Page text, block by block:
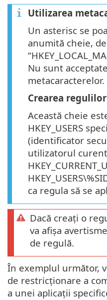
Utilizarea
Un asterisc se
anumită cheie,
Nu sunt
metacaracterelor.
Crearea regulilor
Această cheie
HKEY_USERS
(identificator
utilizatorul
ca regula să se
Dacă creați o
va afișa
de regulă.
În exemplul următor,
de restricționare a
a unei aplicații